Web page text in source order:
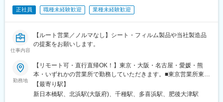
正社員 職種未経験歓迎 業種未経験歓迎
仕事内容
【ルート営業／ノルマなし】シート・フィルム製品や当社製造品
の提案をお願いします。
勤務地
【リモート可・直行直帰OK！】東京・大阪・名古屋・愛媛・熊
本・いずれかの営業所で勤務していただきます。■東京営業所東京
都中央区日本橋本町3-4-7（新日本橋ビル6F）■大阪営業所大阪府
大阪市中央区北浜2-5-23（小寺プラザ8F）■名古屋営業所愛知県
【最寄り駅】
新日本橋駅、北浜駅(大阪府)、千種駅、多喜浜駅、肥後大津駅